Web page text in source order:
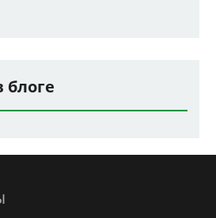
блоге